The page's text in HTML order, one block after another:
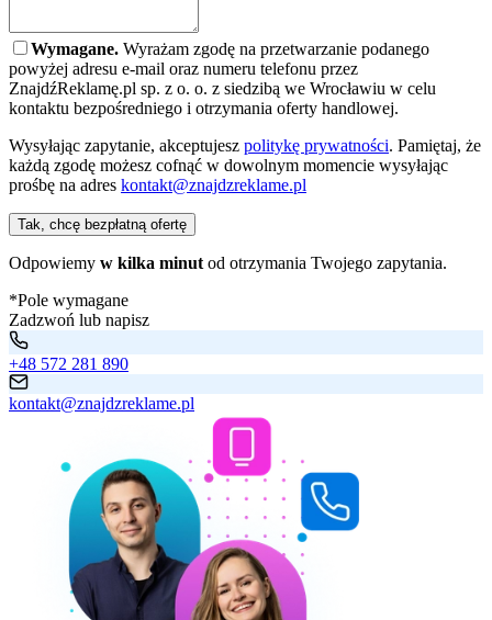
Wymagane. Wyrażam zgodę na przetwarzanie podanego
powyżej adresu e-mail oraz numeru telefonu przez
ZnajdźReklamę.pl sp. z o. o. z siedzibą we Wrocławiu w celu
kontaktu bezpośredniego i otrzymania oferty handlowej.
Wysyłając zapytanie, akceptujesz politykę prywatności. Pamiętaj, że
każdą zgodę możesz cofnąć w dowolnym momencie wysyłając
prośbę na adres kontakt@znajdzreklame.pl
Tak, chcę bezpłatną ofertę
Odpowiemy w kilka minut od otrzymania Twojego zapytania.
*Pole wymagane
Zadzwoń lub napisz
+48 572 281 890
kontakt@znajdzreklame.pl